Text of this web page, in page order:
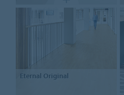
Eternal Original